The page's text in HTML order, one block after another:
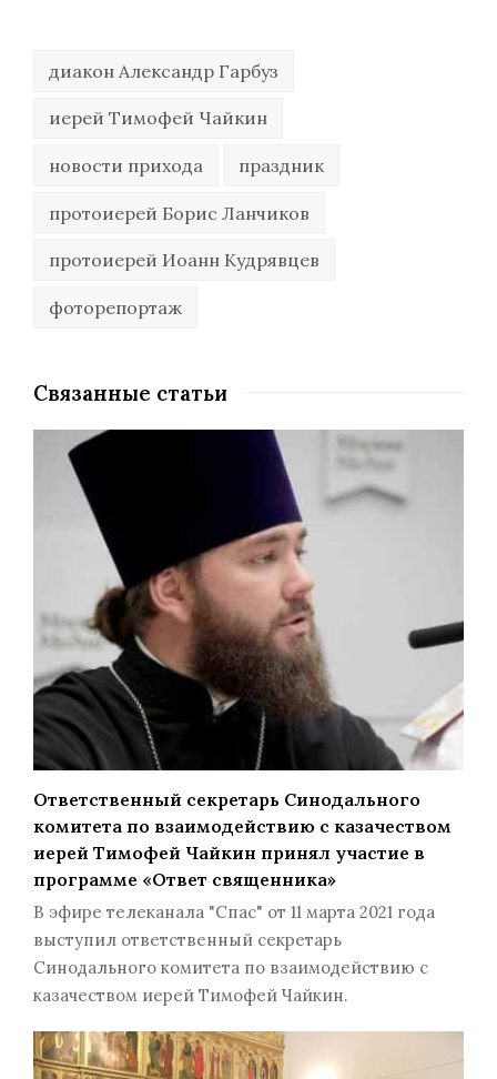
диакон Александр Гарбуз
иерей Тимофей Чайкин
новости прихода праздник
протоиерей Борис Ланчиков
протоиерей Иоанн Кудрявцев
фоторепортаж
Связанные статьи
Ответственный секретарь Синодального
комитета по взаимодействию с казачеством
иерей Тимофей Чайкин принял участие в
программе «Ответ священника»
В эфире телеканала "Спас" от 11 марта 2021 года
выступил ответственный секретарь
Синодального комитета по взаимодействию с
казачеством иерей Тимофей Чайкин.